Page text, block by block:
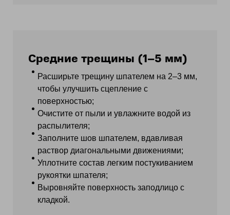
Средние трещины (1–5 мм)
Расширьте трещину шпателем на 2–3 мм,
чтобы улучшить сцепление с
поверхностью;
Очистите от пыли и увлажните водой из
распылителя;
Заполните шов шпателем, вдавливая
раствор диагональными движениями;
Уплотните состав легким постукиванием
рукоятки шпателя;
Выровняйте поверхность заподлицо с
кладкой.